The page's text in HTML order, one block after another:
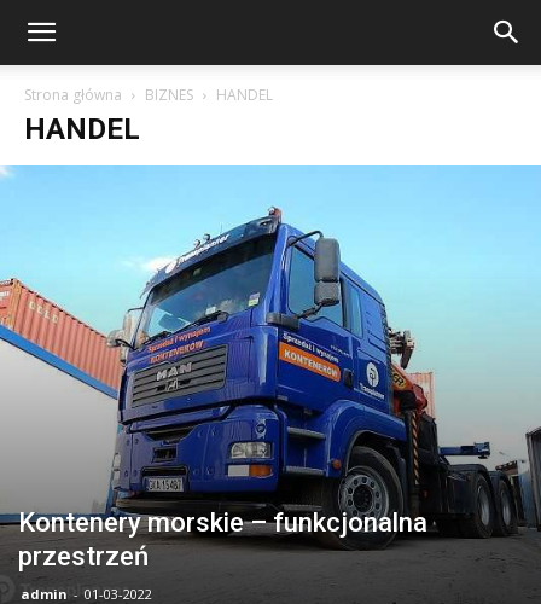
Strona główna BIZNES HANDEL
HANDEL
Kontenery morskie – funkcjonalna
przestrzeń
admin - 01-03-2022